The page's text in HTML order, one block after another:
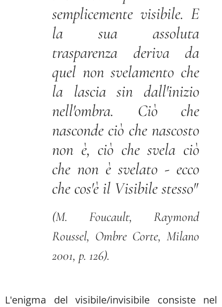
semplicemente visibile. E
la sua assoluta
trasparenza deriva da
quel non svelamento che
la lascia sin dall'inizio
nell'ombra. Ciò che
nasconde ciò che nascosto
non è, ciò che svela ciò
che non è svelato - ecco
che cos'è il Visibile stesso"
(M. Foucault, Raymond
Roussel, Ombre Corte, Milano
2001, p. 126).
L'enigma del visibile/invisibile consiste nel